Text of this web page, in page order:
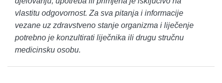
vlastitu odgovornost. Za sva pitanja i informacije
vezane uz zdravstveno stanje organizma i liječenje
potrebno je konzultirati liječnika ili drugu stručnu
medicinsku osobu.